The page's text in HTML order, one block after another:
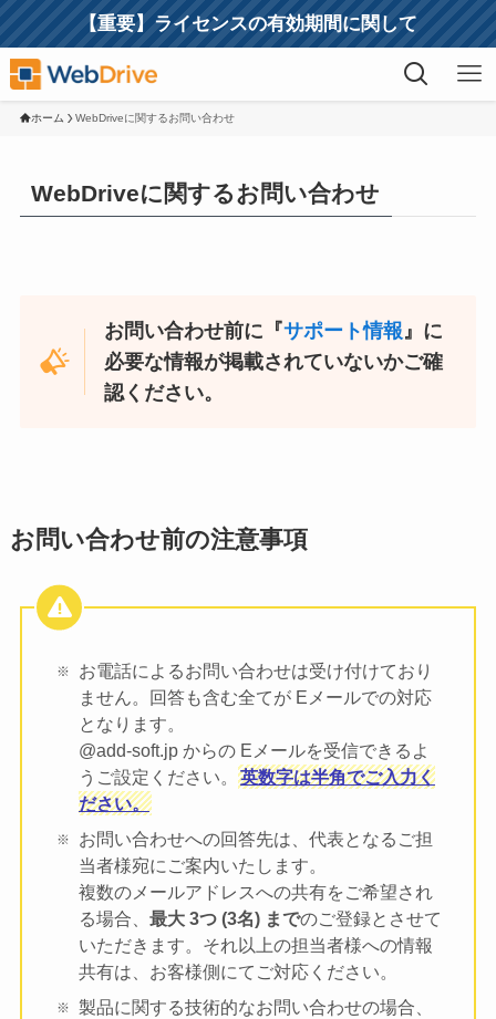
【重要】ライセンスの有効期間に関して
ホーム WebDriveに関するお問い合わせ
WebDriveに関するお問い合わせ
お問い合わせ前に『サポート情報』に
必要な情報が掲載されていないかご確
認ください。
お問い合わせ前の注意事項
お電話によるお問い合わせは受け付けており
ません。回答も含む全てが Eメールでの対応
となります。
@add-soft.jp からの Eメールを受信できるよ
うご設定ください。
英数字は半角でご入力く
ださい。
お問い合わせへの回答先は、代表となるご担
当者様宛にご案内いたします。
複数のメールアドレスへの共有をご希望され
る場合、 最大 3つ (3名) までのご登録とさせて
いただきます。それ以上の担当者様への情報
共有は、お客様側にてご対応ください。
製品に関する技術的なお問い合わせの場合、